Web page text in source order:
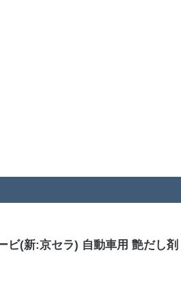
ビ(新:京セラ) 自動車用 艶だし